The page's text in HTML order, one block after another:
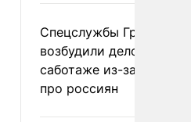
Спецслужбы Грузии
возбудили дело о
саботаже из-за фейков
про россиян